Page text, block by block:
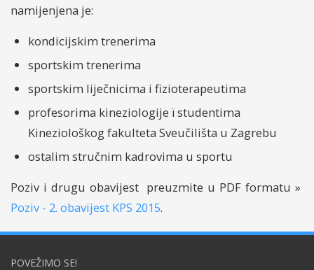
namijenjena je:
kondicijskim trenerima
sportskim trenerima
sportskim liječnicima i fizioterapeutima
profesorima kineziologije ï studentima
Kineziološkog fakulteta Sveučilišta u Zagrebu
ostalim stručnim kadrovima u sportu
Poziv i drugu obavijest preuzmite u PDF formatu »
Poziv - 2. obavijest KPS 2015.
POVEŽIMO SE!